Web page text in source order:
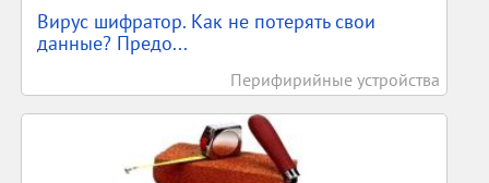
Вирус шифратор. Как не потерять свои
данные? Предо...
Перифирийные устройства